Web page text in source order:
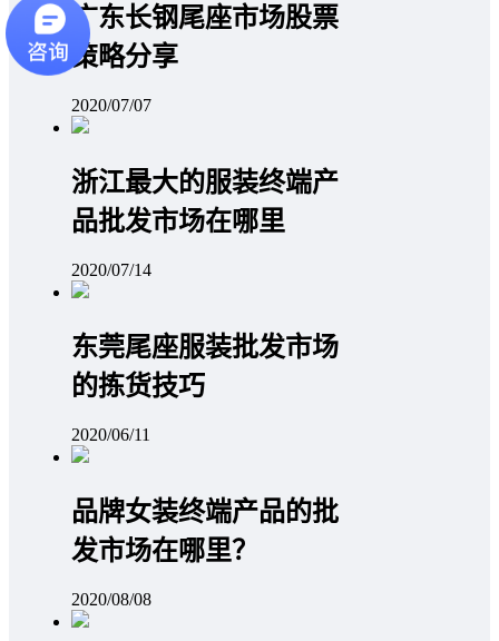
广东长钢尾座市场股票
策略分享
2020/07/07
浙江最大的服装终端产
品批发市场在哪里
2020/07/14
东莞尾座服装批发市场
的拣货技巧
2020/06/11
品牌女装终端产品的批
发市场在哪里？
2020/08/08